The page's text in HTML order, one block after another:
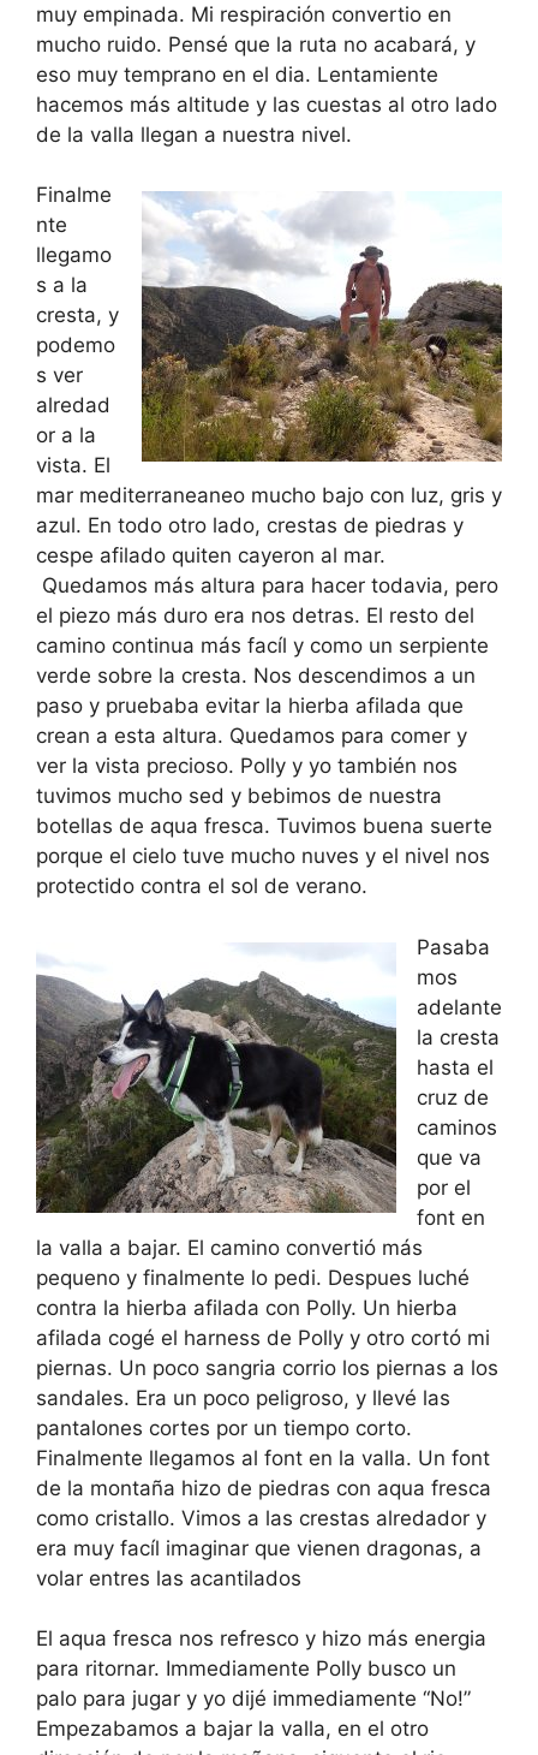
muy empinada. Mi respiración convertio en
mucho ruido. Pensé que la ruta no acabará, y
eso muy temprano en el dia. Lentamiente
hacemos más altitude y las cuestas al otro lado
de la valla llegan a nuestra nivel.
Finalme
nte
llegamo
s a la
cresta, y
podemo
s ver
alredad
or a la
vista. El
mar mediterraneaneo mucho bajo con luz, gris y
azul. En todo otro lado, crestas de piedras y
cespe afilado quiten cayeron al mar.
Quedamos más altura para hacer todavia, pero
el piezo más duro era nos detras. El resto del
camino continua más facíl y como un serpiente
verde sobre la cresta. Nos descendimos a un
paso y pruebaba evitar la hierba afilada que
crean a esta altura. Quedamos para comer y
ver la vista precioso. Polly y yo también nos
tuvimos mucho sed y bebimos de nuestra
botellas de aqua fresca. Tuvimos buena suerte
porque el cielo tuve mucho nuves y el nivel nos
protectido contra el sol de verano.
Pasaba
mos
adelante
la cresta
hasta el
cruz de
caminos
que va
por el
font en
la valla a bajar. El camino convertió más
pequeno y finalmente lo pedi. Despues luché
contra la hierba afilada con Polly. Un hierba
afilada cogé el harness de Polly y otro cortó mi
piernas. Un poco sangria corrio los piernas a los
sandales. Era un poco peligroso, y llevé las
pantalones cortes por un tiempo corto.
Finalmente llegamos al font en la valla. Un font
de la montaña hizo de piedras con aqua fresca
como cristallo. Vimos a las crestas alredador y
era muy facíl imaginar que vienen dragonas, a
volar entres las acantilados
El aqua fresca nos refresco y hizo más energia
para ritornar. Immediamente Polly busco un
palo para jugar y yo dijé immediamente “No!”
Empezabamos a bajar la valla, en el otro